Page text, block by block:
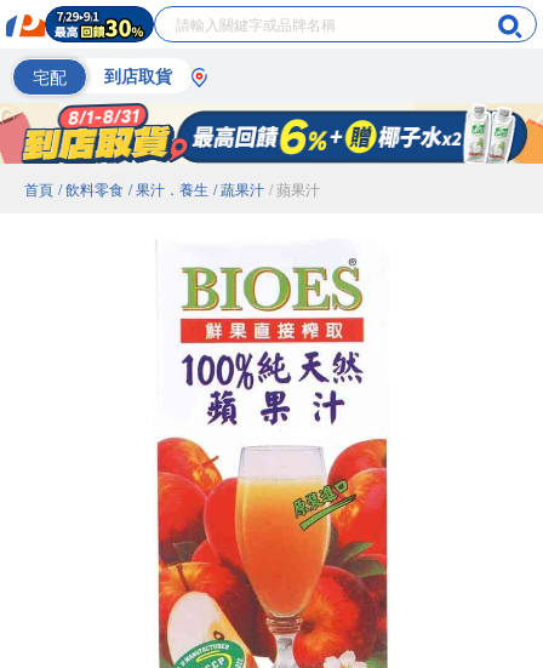
宅配 到店取貨
首頁 / 飲料零食 / 果汁．養生 / 蔬果汁 / 蘋果汁